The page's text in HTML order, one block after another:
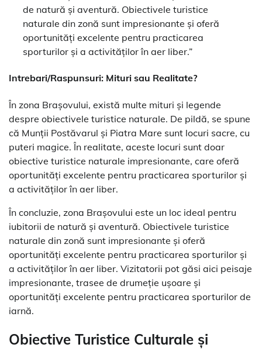
de natură și aventură. Obiectivele turistice
naturale din zonă sunt impresionante și oferă
oportunități excelente pentru practicarea
sporturilor și a activităților în aer liber.”
Intrebari/Raspunsuri: Mituri sau Realitate?
În zona Brașovului, există multe mituri și legende
despre obiectivele turistice naturale. De pildă, se spune
că Munții Postăvarul și Piatra Mare sunt locuri sacre, cu
puteri magice. În realitate, aceste locuri sunt doar
obiective turistice naturale impresionante, care oferă
oportunități excelente pentru practicarea sporturilor și
a activităților în aer liber.
În concluzie, zona Brașovului este un loc ideal pentru
iubitorii de natură și aventură. Obiectivele turistice
naturale din zonă sunt impresionante și oferă
oportunități excelente pentru practicarea sporturilor și
a activităților în aer liber. Vizitatorii pot găsi aici peisaje
impresionante, trasee de drumeție ușoare și
oportunități excelente pentru practicarea sporturilor de
iarnă.
Obiective Turistice Culturale și